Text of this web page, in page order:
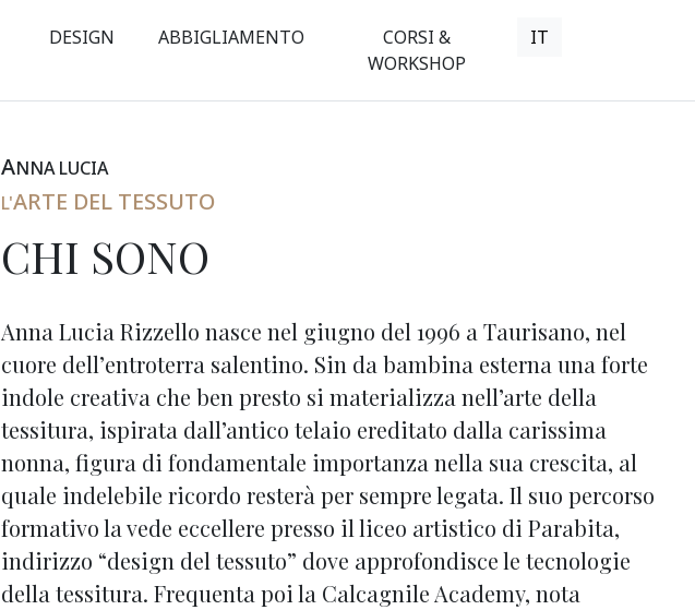
DESIGN ABBIGLIAMENTO
CORSI &
WORKSHOP
IT
ANNALUCIA
L'ARTE DEL TESSUTO
CHI SONO
Anna Lucia Rizzello nasce nel giugno del 1996 a Taurisano, nel
cuore dell’entroterra salentino. Sin da bambina esterna una forte
indole creativa che ben presto si materializza nell’arte della
tessitura, ispirata dall’antico telaio ereditato dalla carissima
nonna, figura di fondamentale importanza nella sua crescita, al
quale indelebile ricordo resterà per sempre legata. Il suo percorso
formativo la vede eccellere presso il liceo artistico di Parabita,
indirizzo “design del tessuto” dove approfondisce le tecnologie
della tessitura. Frequenta poi la Calcagnile Academy, nota